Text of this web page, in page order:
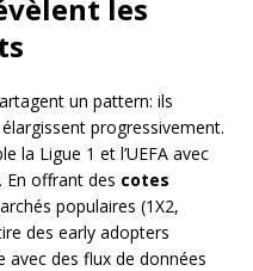
les
un pattern: ils
progressivement.
la Ligue 1 et l’UEFA avec
offrant des cotes
populaires (1X2,
des early adopters
avec des flux de données